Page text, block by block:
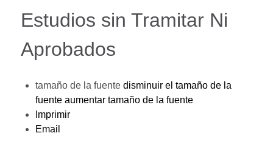
Estudios sin Tramitar Ni
Aprobados
tamaño de la fuente disminuir el tamaño de la
fuente aumentar tamaño de la fuente
Imprimir
Email